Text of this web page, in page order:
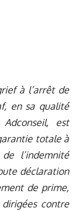
à l’arrêt de
en sa qualité
est
totale à
l’indemnité
déclaration
de prime,
contre